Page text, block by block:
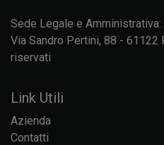
Sede Legale e Amministrativa:
Via Sandro Pertini, 88 -
riservati
Link Utili
Azienda
Contatti